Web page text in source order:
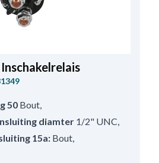
50 Bout
diamter 1/2" UNC
15a: Bout